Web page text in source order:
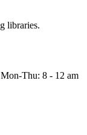
libraries.
Mon-Thu: 8 - 12 am